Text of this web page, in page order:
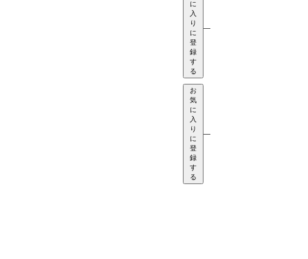
に
入
り
に
登
録
す
る
—
お
気
に
入
り
に
登
録
す
る
—